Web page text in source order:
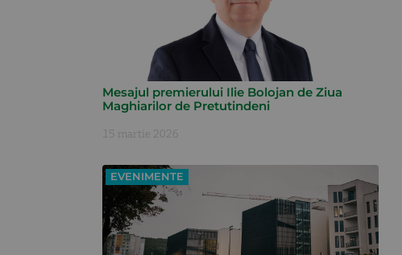
Mesajul premierului Ilie Bolojan de Ziua
Maghiarilor de Pretutindeni
15 martie 2026
EVENIMENTE